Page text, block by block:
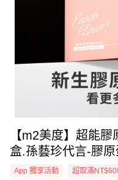
【m2美度】超能
盒.孫藝珍代言-膠
App 獨享活動 超取滿